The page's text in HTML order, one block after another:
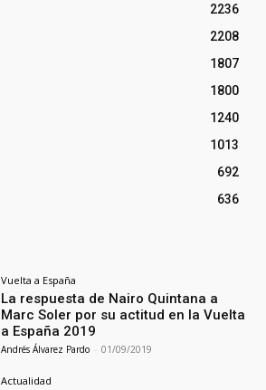
2236
2208
1807
1800
1240
1013
692
636
Vuelta a España
La respuesta de Nairo Quintana a
Marc Soler por su actitud en la Vuelta
a España 2019
Andrés Álvarez Pardo - 01/09/2019
Actualidad